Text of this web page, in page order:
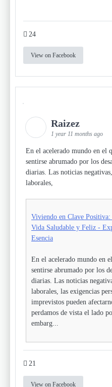
24
View on Facebook
Raizez
1 year 11 months ago
En el acelerado mundo en el
sentirse abrumado por los
diarias. Las noticias
laborales,
Viviendo en Clave
Vida Saludable y Feliz -
Esencia
En el acelerado mundo en
sentirse abrumado por los
diarias. Las noticias
laborales, las exigencias
imprevistos pueden
perdamos de vista el lado
embarg...
21
View on Facebook